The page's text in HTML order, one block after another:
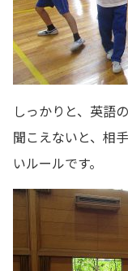
しっかりと、英語
聞こえないと、相
いルールです。